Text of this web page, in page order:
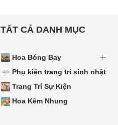
TẤT CẢ DANH MỤC
Hoa Bóng Bay
Phụ kiện trang trí sinh nhật
Trang Trí Sự Kiện
Hoa Kẽm Nhung